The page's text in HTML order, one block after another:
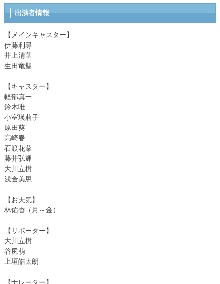
出演者情報
【メインキャスター】
伊藤利尋
井上清華
生田竜聖
【キャスター】
軽部真一
鈴木唯
小室瑛莉子
原田葵
高崎春
石渡花菜
藤井弘輝
大川立樹
浅倉美恩
【お天気】
林佑香（月～金）
【リポーター】
大川立樹
谷尻萌
上垣皓太朗
【ナレーター】